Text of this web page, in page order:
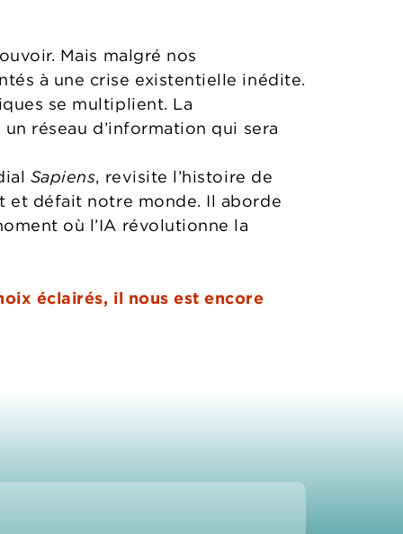
Mais malgré nos
à une crise existentielle inédite.
se multiplient. La
réseau d’information qui sera
Sapiens, revisite l’histoire de
et défait notre monde. Il aborde
où l’IA révolutionne la
éclairés, il nous est encore